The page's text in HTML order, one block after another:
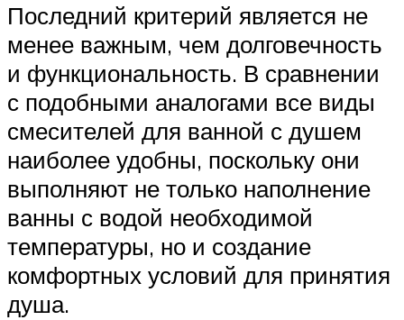
Последний критерий является не
менее важным, чем долговечность
и функциональность. В сравнении
с подобными аналогами все виды
смесителей для ванной с душем
наиболее удобны, поскольку они
выполняют не только наполнение
ванны с водой необходимой
температуры, но и создание
комфортных условий для принятия
душа.